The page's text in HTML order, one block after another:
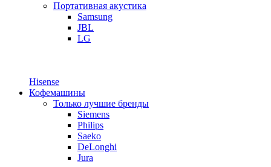
Портативная акустика
Samsung
JBL
LG
Hisense
Кофемашины
Только лучшие бренды
Siemens
Philips
Saeko
DeLonghi
Jura